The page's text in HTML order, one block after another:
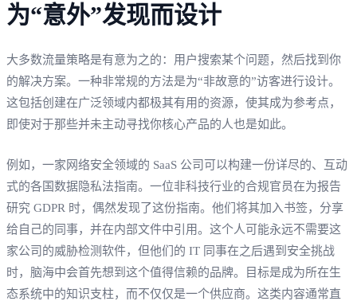
为“意外”发现而设计
大多数流量策略是有意为之的：用户搜索某个问题，然后找到你
的解决方案。一种非常规的方法是为“非故意的”访客进行设计。
这包括创建在广泛领域内都极其有用的资源，使其成为参考点，
即使对于那些并未主动寻找你核心产品的人也是如此。
例如，一家网络安全领域的 SaaS 公司可以构建一份详尽的、互动
式的各国数据隐私法指南。一位非科技行业的合规官员在为报告
研究 GDPR 时，偶然发现了这份指南。他们将其加入书签，分享
给自己的同事，并在内部文件中引用。这个人可能永远不需要这
家公司的威胁检测软件，但他们的 IT 同事在之后遇到安全挑战
时，脑海中会首先想到这个值得信赖的品牌。目标是成为所在生
态系统中的知识支柱，而不仅仅是一个供应商。这类内容通常直